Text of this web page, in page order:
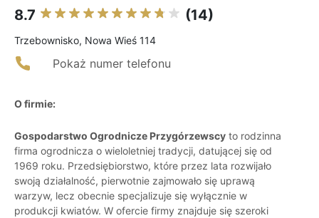
8.7 (14)
Trzebownisko, Nowa Wieś 114
Pokaż numer telefonu
O firmie:
Gospodarstwo Ogrodnicze Przygórzewscy to rodzinna
firma ogrodnicza o wieloletniej tradycji, datującej się od
1969 roku. Przedsiębiorstwo, które przez lata rozwijało
swoją działalność, pierwotnie zajmowało się uprawą
warzyw, lecz obecnie specjalizuje się wyłącznie w
produkcji kwiatów. W ofercie firmy znajduje się szeroki